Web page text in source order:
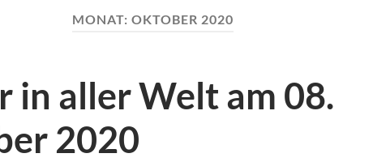
MONAT: OKTOBER 2020
in aller Welt am 08.
2020